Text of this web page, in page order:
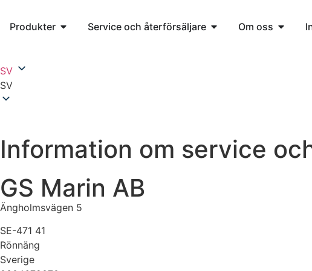
Produkter Service och återförsäljare Om oss
SV
SV
Information om service
GS Marin AB
Ängholmsvägen 5
SE-471 41
Rönnäng
Sverige